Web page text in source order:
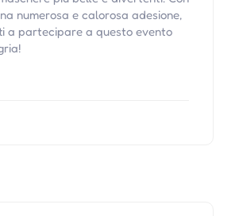
numerosa e calorosa adesione,
a partecipare a questo evento